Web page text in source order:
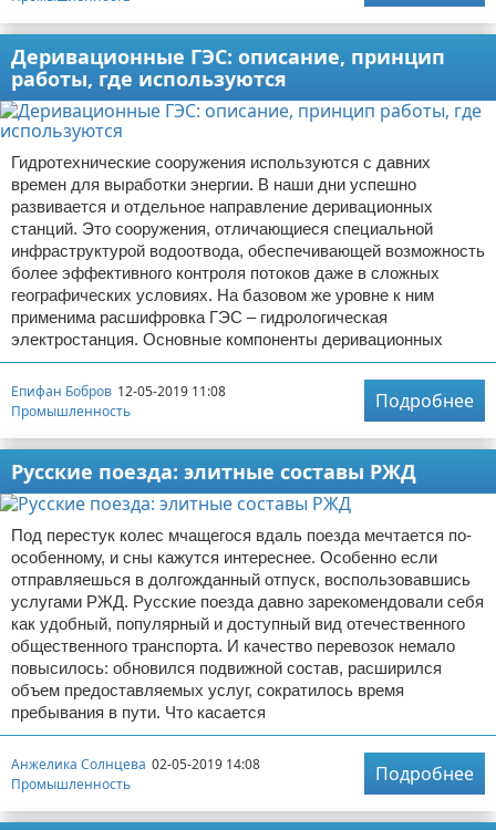
Деривационные ГЭС: описание, принцип
работы, где используются
Гидротехнические сооружения используются с давних
времен для выработки энергии. В наши дни успешно
развивается и отдельное направление деривационных
станций. Это сооружения, отличающиеся специальной
инфраструктурой водоотвода, обеспечивающей возможность
более эффективного контроля потоков даже в сложных
географических условиях. На базовом же уровне к ним
применима расшифровка ГЭС – гидрологическая
электростанция. Основные компоненты деривационных
Епифан Бобров 12-05-2019 11:08
Промышленность
Подробнее
Русские поезда: элитные составы РЖД
Под перестук колес мчащегося вдаль поезда мечтается по-
особенному, и сны кажутся интереснее. Особенно если
отправляешься в долгожданный отпуск, воспользовавшись
услугами РЖД. Русские поезда давно зарекомендовали себя
как удобный, популярный и доступный вид отечественного
общественного транспорта. И качество перевозок немало
повысилось: обновился подвижной состав, расширился
объем предоставляемых услуг, сократилось время
пребывания в пути. Что касается
Анжелика Солнцева 02-05-2019 14:08
Промышленность
Подробнее